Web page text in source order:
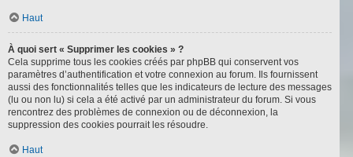
Haut
À quoi sert « Supprimer les cookies » ?
Cela supprime tous les cookies créés par phpBB qui conservent vos
paramètres d’authentification et votre connexion au forum. Ils fournissent
aussi des fonctionnalités telles que les indicateurs de lecture des messages
(lu ou non lu) si cela a été activé par un administrateur du forum. Si vous
rencontrez des problèmes de connexion ou de déconnexion, la
suppression des cookies pourrait les résoudre.
Haut